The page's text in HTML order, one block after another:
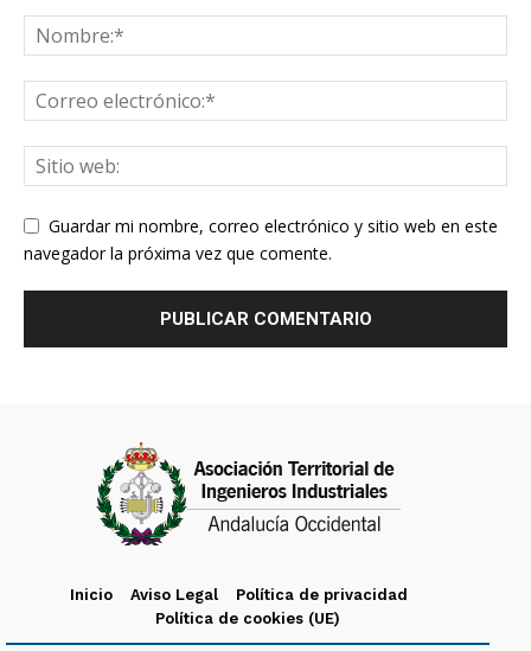
Guardar mi nombre, correo electrónico y sitio web en este
navegador la próxima vez que comente.
Inicio Aviso Legal
Política de privacidad
Política de cookies (UE)